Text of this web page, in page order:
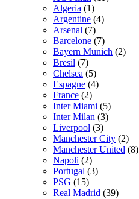
Algeria (1)
Argentine (4)
Arsenal (7)
Barcelone (7)
Bayern Munich (2)
Bresil (7)
Chelsea (5)
Espagne (4)
France (2)
Inter Miami (5)
Inter Milan (3)
Liverpool (3)
Manchester City (2)
Manchester United (8)
Napoli (2)
Portugal (3)
PSG (15)
Real Madrid (39)